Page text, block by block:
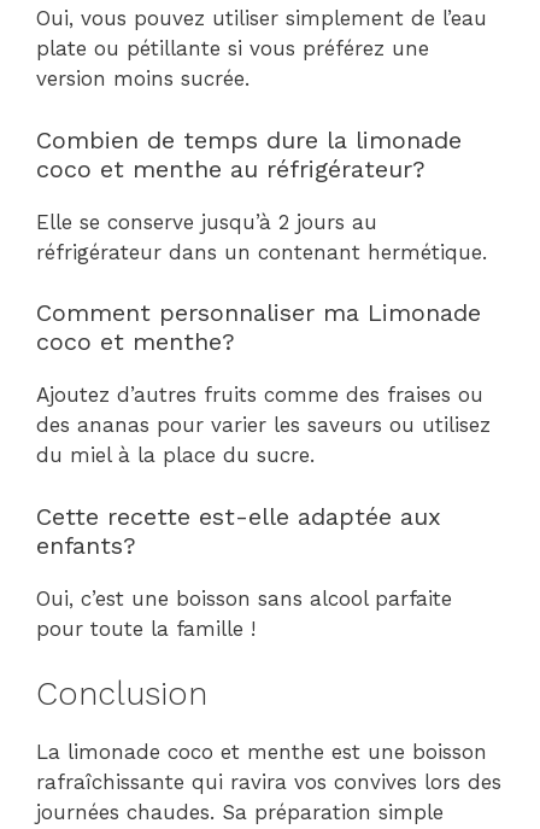
Oui, vous pouvez utiliser simplement de l’eau
plate ou pétillante si vous préférez une
version moins sucrée.
Combien de temps dure la limonade
coco et menthe au réfrigérateur?
Elle se conserve jusqu’à 2 jours au
réfrigérateur dans un contenant hermétique.
Comment personnaliser ma Limonade
coco et menthe?
Ajoutez d’autres fruits comme des fraises ou
des ananas pour varier les saveurs ou utilisez
du miel à la place du sucre.
Cette recette est-elle adaptée aux
enfants?
Oui, c’est une boisson sans alcool parfaite
pour toute la famille !
Conclusion
La limonade coco et menthe est une boisson
rafraîchissante qui ravira vos convives lors des
journées chaudes. Sa préparation simple